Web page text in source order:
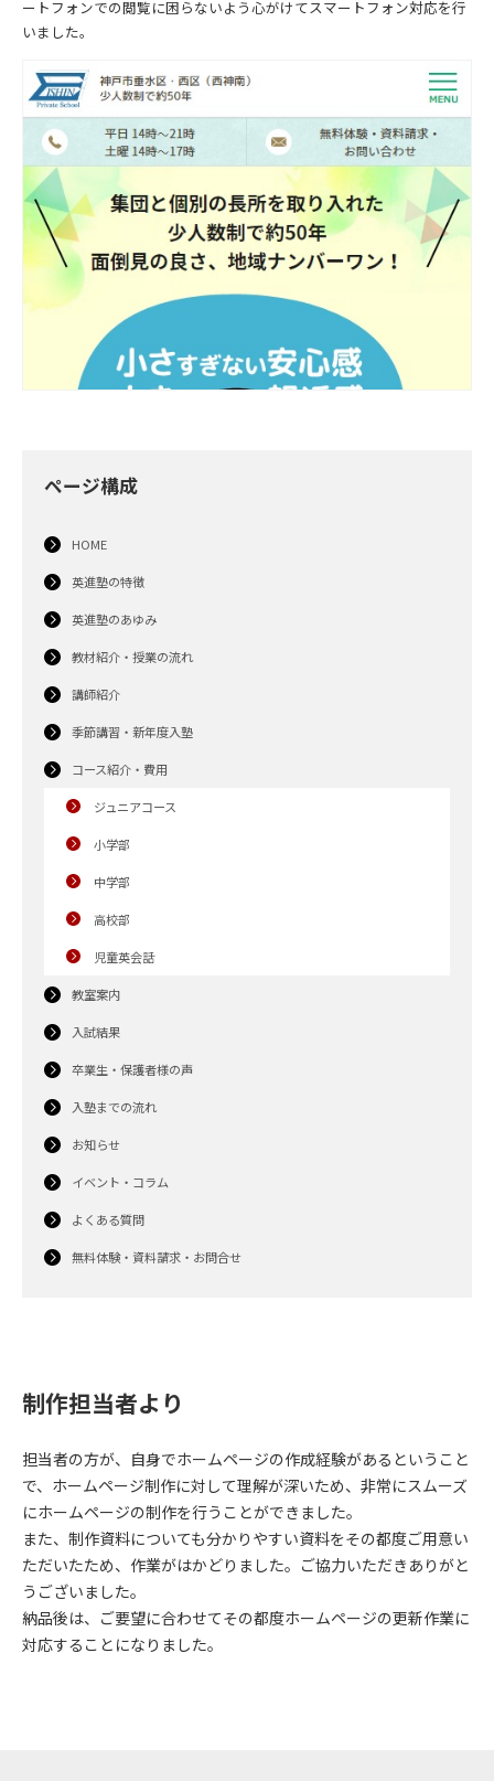
ートフォンでの閲覧に困らないよう心がけてスマートフォン対応を行
いました。
ページ構成
HOME
英進塾の特徴
英進塾のあゆみ
教材紹介・授業の流れ
講師紹介
季節講習・新年度入塾
コース紹介・費用
ジュニアコース
小学部
中学部
高校部
児童英会話
教室案内
入試結果
卒業生・保護者様の声
入塾までの流れ
お知らせ
イベント・コラム
よくある質問
無料体験・資料請求・お問合せ
制作担当者より
担当者の方が、自身でホームページの作成経験があるということ
で、ホームページ制作に対して理解が深いため、非常にスムーズ
にホームページの制作を行うことができました。
また、制作資料についても分かりやすい資料をその都度ご用意い
ただいたため、作業がはかどりました。ご協力いただきありがと
うございました。
納品後は、ご要望に合わせてその都度ホームページの更新作業に
対応することになりました。